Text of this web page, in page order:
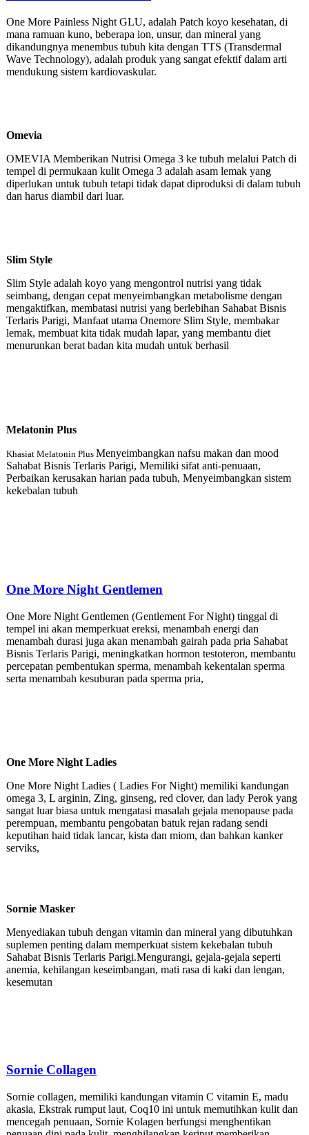
One More Painless Night GLU, adalah Patch koyo kesehatan, di
mana ramuan kuno, beberapa ion, unsur, dan mineral yang
dikandungnya menembus tubuh kita dengan TTS (Transdermal
Wave Technology), adalah produk yang sangat efektif dalam arti
mendukung sistem kardiovaskular.
Omevia
OMEVIA Memberikan Nutrisi Omega 3 ke tubuh melalui Patch di
tempel di permukaan kulit Omega 3 adalah asam lemak yang
diperlukan untuk tubuh tetapi tidak dapat diproduksi di dalam tubuh
dan harus diambil dari luar.
Slim Style
Slim Style adalah koyo yang mengontrol nutrisi yang tidak
seimbang, dengan cepat menyeimbangkan metabolisme dengan
mengaktifkan, membatasi nutrisi yang berlebihan Sahabat Bisnis
Terlaris Parigi, Manfaat utama Onemore Slim Style, membakar
lemak, membuat kita tidak mudah lapar, yang membantu diet
menurunkan berat badan kita mudah untuk berhasil
Melatonin Plus
Khasiat Melatonin Plus Menyeimbangkan nafsu makan dan mood
Sahabat Bisnis Terlaris Parigi, Memiliki sifat anti-penuaan,
Perbaikan kerusakan harian pada tubuh, Menyeimbangkan sistem
kekebalan tubuh
One More Night Gentlemen
One More Night Gentlemen (Gentlement For Night) tinggal di
tempel ini akan memperkuat ereksi, menambah energi dan
menambah durasi juga akan menambah gairah pada pria Sahabat
Bisnis Terlaris Parigi, meningkatkan hormon testoteron, membantu
percepatan pembentukan sperma, menambah kekentalan sperma
serta menambah kesuburan pada sperma pria,
One More Night Ladies
One More Night Ladies ( Ladies For Night) memiliki kandungan
omega 3, L arginin, Zing, ginseng, red clover, dan lady Perok yang
sangat luar biasa untuk mengatasi masalah gejala menopause pada
perempuan, membantu pengobatan batuk rejan radang sendi
keputihan haid tidak lancar, kista dan miom, dan bahkan kanker
serviks,
Sornie Masker
Menyediakan tubuh dengan vitamin dan mineral yang dibutuhkan
suplemen penting dalam memperkuat sistem kekebalan tubuh
Sahabat Bisnis Terlaris Parigi.Mengurangi, gejala-gejala seperti
anemia, kehilangan keseimbangan, mati rasa di kaki dan lengan,
kesemutan
Sornie Collagen
Sornie collagen, memiliki kandungan vitamin C vitamin E, madu
akasia, Ekstrak rumput laut, Coq10 ini untuk memutihkan kulit dan
mencegah penuaan, Sornie Kolagen berfungsi menghentikan